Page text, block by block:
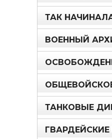
ТАК
ВОЕННЫЙ
ТАНКОВЫЕ